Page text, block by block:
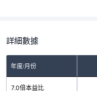
詳細數據
年度/月份
7.0倍本益比